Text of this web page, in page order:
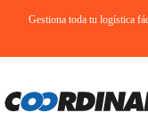
Gestiona toda tu logística